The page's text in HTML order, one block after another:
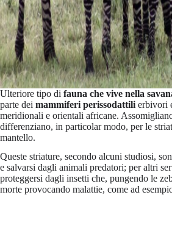
Ulteriore tipo di fauna che vive nella
parte dei mammiferi perissodattili erbivori
meridionali e orientali africane.
differenziano, in particolar modo, per le
mantello.
Queste striature, secondo alcuni studiosi,
e salvarsi dagli animali predatori; per altri
proteggersi dagli insetti che, pungendo le
morte provocando malattie, come ad